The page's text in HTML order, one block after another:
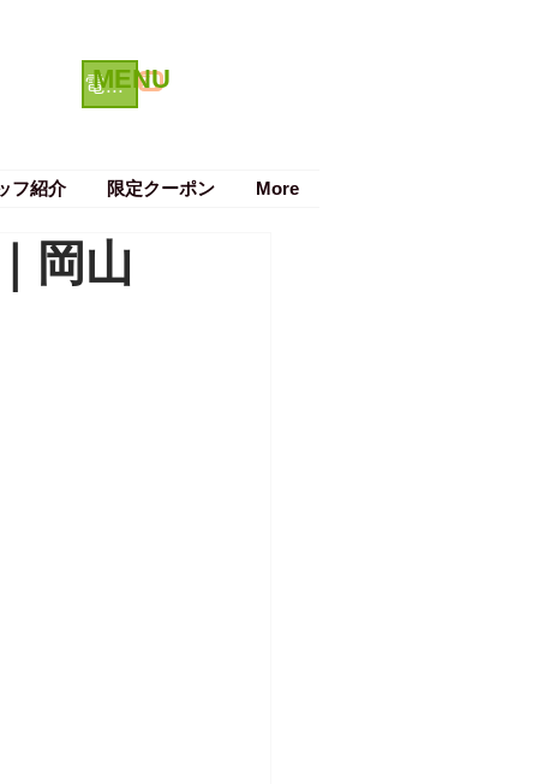
電話で予約する クーポン
MENU
フ紹介 限定クーポン More
岡山